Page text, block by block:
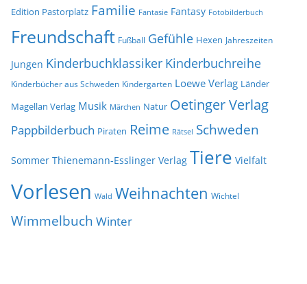
Edition Pastorplatz Familie Fantasie Fantasy Fotobilderbuch
Freundschaft Fußball Gefühle Hexen Jahreszeiten
Jungen Kinderbuchklassiker Kinderbuchreihe
Kinderbücher aus Schweden Kindergarten Loewe Verlag Länder
Magellan Verlag Musik Märchen Natur Oetinger Verlag
Pappbilderbuch Piraten Reime Rätsel Schweden
Sommer Thienemann-Esslinger Verlag Tiere Vielfalt
Vorlesen Wald Weihnachten Wichtel
Wimmelbuch Winter